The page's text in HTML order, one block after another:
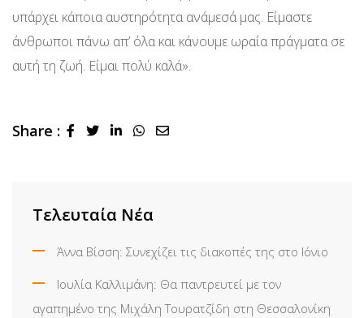
υπάρχει κάποια αυστηρότητα ανάμεσά μας. Είμαστε
άνθρωποι πάνω απ’ όλα και κάνουμε ωραία πράγματα σε
αυτή τη ζωή. Είμαι πολύ καλά».
Share : LinkedInWhatsapp
Share
Τελευταία Νέα
Άννα Βίσση: Συνεχίζει τις διακοπές της στο Ιόνιο
Ιουλία Καλλιμάνη: Θα παντρευτεί με τον
αγαπημένο της Μιχάλη Τουρατζίδη στη Θεσσαλονίκη